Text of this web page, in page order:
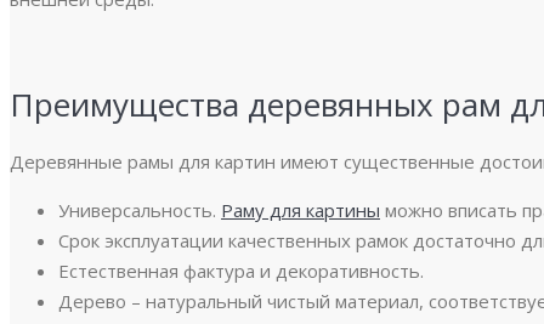
Преимущества деревянных рам
Деревянные рамы для картин имеют существенные
Универсальность. Раму для картины можно вписать
Срок эксплуатации качественных рамок достаточно
Естественная фактура и декоративность.
Дерево – натуральный чистый материал,